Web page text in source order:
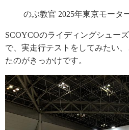
のぶ教官 2025年東京モータ
SCOYCOのライディングシュー
で、実走行テストをしてみたい
たのがきっかけです。